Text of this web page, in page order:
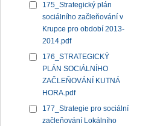
175_Strategický plán
sociálního začleňování v
Krupce pro období 2013-
2014.pdf
176_STRATEGICKÝ
PLÁN SOCIÁLNÍHO
ZAČLEŇOVÁNÍ KUTNÁ
HORA.pdf
177_Strategie pro sociální
začleňování Lokálního